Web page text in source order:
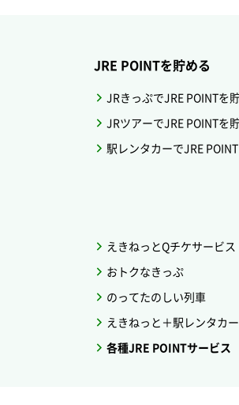
JRE POINTを貯める
JRきっぷでJRE POINTを
JRツアーでJRE POINTを
駅レンタカーでJRE
えきねっとQチケサービス
おトクなきっぷ
のってたのしい列車
えきねっと＋駅レンタカー
各種JRE POINTサービス